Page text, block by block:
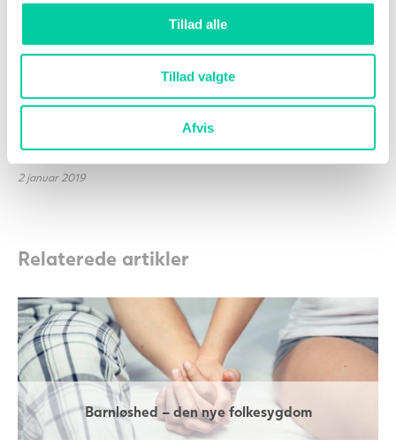
Tillad alle
Tillad valgte
Afvis
du får dækket selen ind via kosten og/eller ved at
tage et ekstra kosttilskud.
https://www.ncbi.nlm.nih.gov/pubmed/19856162
2 januar 2019
Relaterede artikler
Barnløshed – den nye folkesygdom